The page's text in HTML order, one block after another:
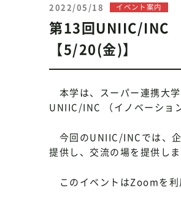
2022/05/18 イベント案内
第13回UNIIC/INC
【5/20(金)】
本学は、スーパー連携大
UNIIC/INC （イノベーショ
今回のUNIIC/INCでは、企
提供し、交流の場を提供しま
このイベントはZoomを利